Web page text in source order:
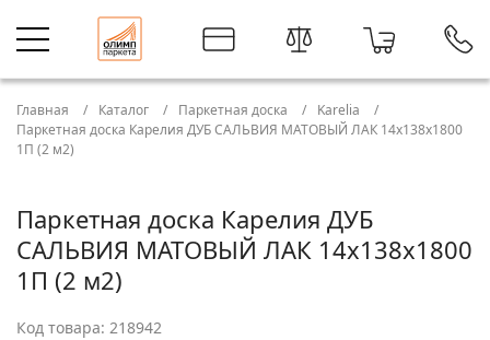
Главная Каталог Паркетная доска
Karelia
Паркетная доска Карелия ДУБ САЛЬВИЯ МАТОВЫЙ ЛАК 14x138x1800
1П (2 м2)
Паркетная доска Карелия ДУБ
САЛЬВИЯ МАТОВЫЙ ЛАК 14x138x1800
1П (2 м2)
Код товара: 218942